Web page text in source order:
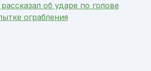
об ударе по голове
ограбления